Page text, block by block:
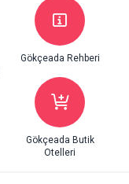
Gökçeada Rehberi
Gökçeada Butik
Otelleri